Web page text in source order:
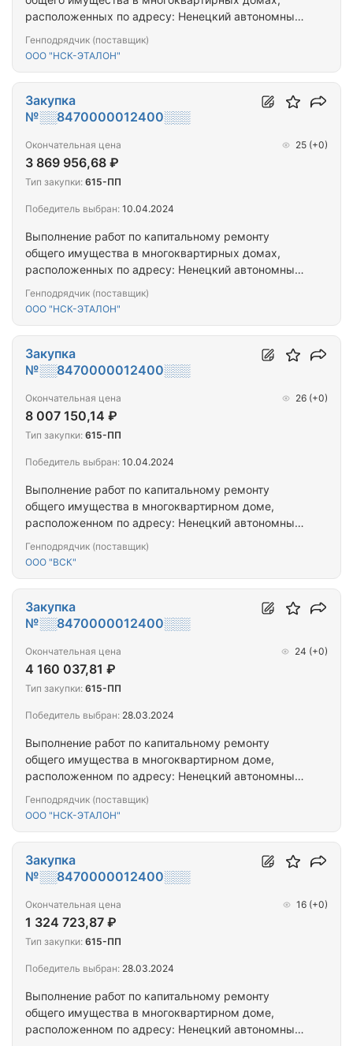
расположенных по адресу: Ненецкий автономный
ул. Строительная, д. 11.
Генподрядчик (поставщик)
ООО "НСК-ЭТАЛОН"
Выполнение работ по капитальному ремонту
общего имущества в многоквартирных домах,
расположенных по адресу: Ненецкий автономный
Ненецкий автономный округ, рп. Искателей, ул.
Искателей, ул. Строителей, д. 4.
Генподрядчик (поставщик)
ООО "НСК-ЭТАЛОН"
Закупка
№░░8470000012400░░░
Окончательная цена
3 869 956,68 ₽
25 (+0)
Тип закупки: 615-ПП
Победитель выбран: 10.04.2024
Выполнение работ по капитальному ремонту
общего имущества в многоквартирном доме,
расположенном по адресу: Ненецкий автономный
корп. А
Генподрядчик (поставщик)
ООО "ВСК"
Закупка
№░░8470000012400░░░
Окончательная цена
8 007 150,14 ₽
26 (+0)
Тип закупки: 615-ПП
Победитель выбран: 10.04.2024
Выполнение работ по капитальному ремонту
общего имущества в многоквартирном доме,
расположенном по адресу: Ненецкий автономный
В.
Генподрядчик (поставщик)
ООО "НСК-ЭТАЛОН"
Закупка
№░░8470000012400░░░
Окончательная цена
4 160 037,81 ₽
24 (+0)
Тип закупки: 615-ПП
Победитель выбран: 28.03.2024
Выполнение работ по капитальному ремонту
общего имущества в многоквартирном доме,
расположенном по адресу: Ненецкий автономный
Закупка
№░░8470000012400░░░
Окончательная цена
1 324 723,87 ₽
16 (+0)
Тип закупки: 615-ПП
Победитель выбран: 28.03.2024